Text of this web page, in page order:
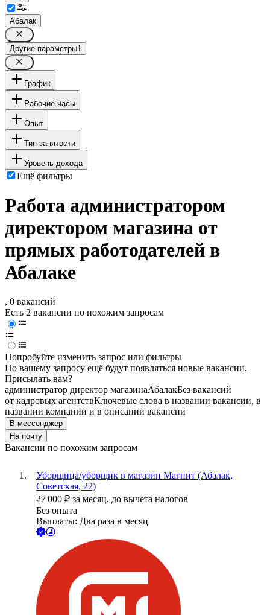
Абалак
Другие параметры1
График
Рабочие часы
Опыт
Тип занятости
Уровень дохода
Ещё фильтры
Работа администратором
директором магазина от
прямых работодателей в
Абалаке
, 0 вакансий
Есть 2 вакансии по похожим запросам
Попробуйте изменить запрос или фильтры
По вашему запросу ещё будут появляться новые вакансии.
Присылать вам?
администратор директор магазинаАбалакБез вакансий
от кадровых агентствКлючевые слова в названии вакансии, в
названии компании и в описании вакансии
В мессенджер
На почту
Вакансии по похожим запросам
Уборщица/уборщик в магазин Магнит (Абалак,
Советская, 22)
27 000 ₽ за месяц, до вычета налогов
Без опыта
Выплаты: Два раза в месяц